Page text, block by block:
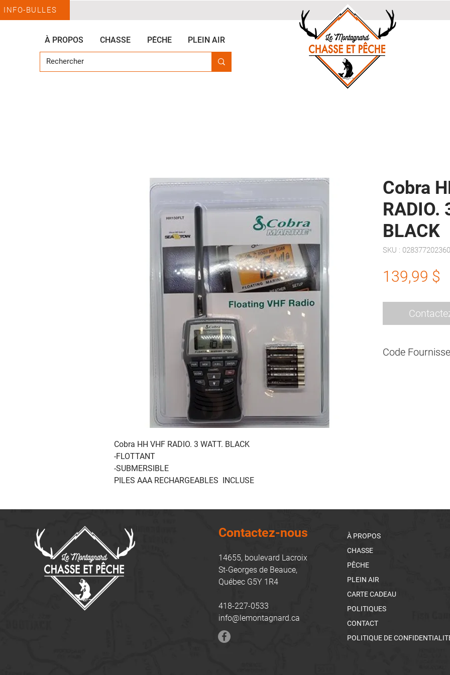
INFO-BULLES
À PROPOS CHASSE PÊCHE PLEIN AIR
Cobra HH VHF RADIO. 3 WATT. BLACK
-FLOTTANT
-SUBMERSIBLE
PILES AAA RECHARGEABLES INCLUSE
Cobra
RADIO.
BLACK
SKU : 028377202360
139,99 $
Code
Contactez-nous
14655, boulevard Lacroix
St-Georges de Beauce,
Québec G5Y 1R4
418-227-0533
info@lemontagnard.ca
À PROPOS
CHASSE
PÊCHE
PLEIN AIR
CARTE CADEAU
POLITIQUES
CONTACT
POLITIQUE DE